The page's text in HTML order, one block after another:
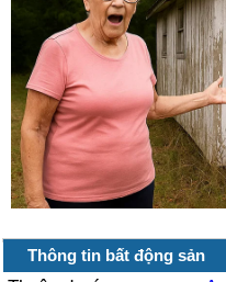
Thông tin bất động sản